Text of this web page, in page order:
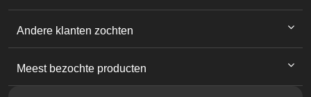
Andere klanten zochten
Meest bezochte producten